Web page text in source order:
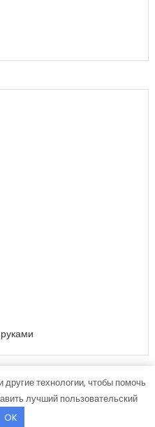
от
технологии, чтобы помочь
лучший пользовательский
OK